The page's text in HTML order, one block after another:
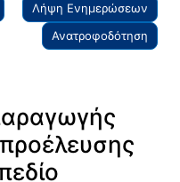
Λήψη Ενημερώσεων
Ανατροφοδότηση